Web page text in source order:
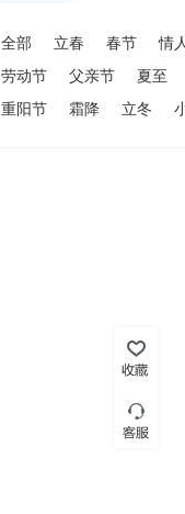
全部 立春 春节
情
劳动节
父亲节
夏至
重阳节
霜降 立冬